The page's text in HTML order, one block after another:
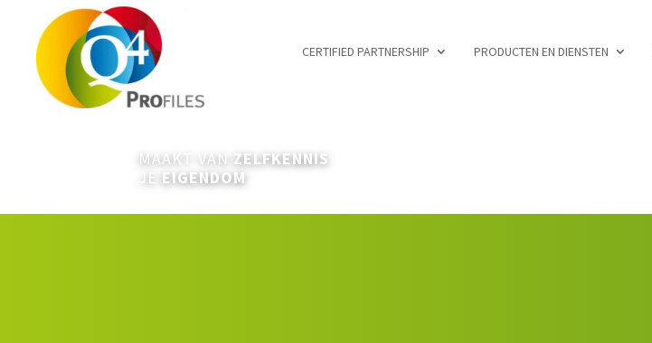
CERTIFIED PARTNERSHIP PRODUCTEN EN DIENSTEN
MAAKT VAN ZELFKENNIS
JE
EIGENDOM